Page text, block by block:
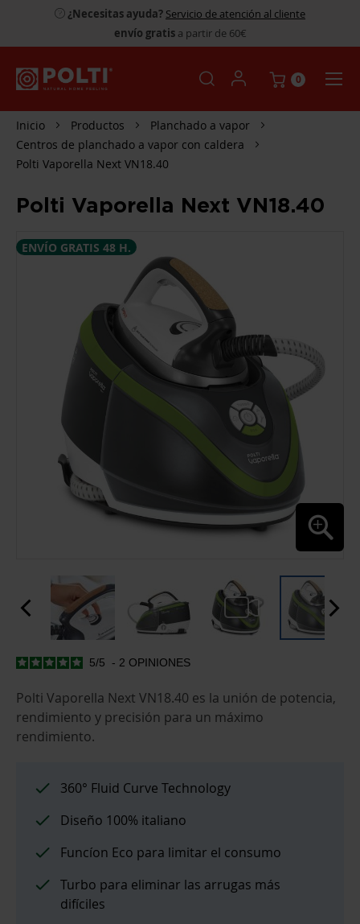
¿Necesitas ayuda? Servicio de atención al cliente
envío gratisa partir de 60€
0
Inicio Productos
Planchado a vapor
Centros de planchado a vapor con caldera
Polti Vaporella Next VN18.40
Polti Vaporella Next VN18.40
SALTAR
AL
IMÁGENES
ENVÍO GRATIS 48 H.
SALTAR
COMIENZO
DE
LA
GALERÍA
DE
5/5 - 2 OPINIONES
Polti Vaporella Next VN18.40 es la unión de potencia,
rendimiento y precisión para un máximo
rendimiento.
360° Fluid Curve Technology
Diseño 100% italiano
Funcíon Eco para limitar el consumo
Turbo para eliminar las arrugas más
difíciles